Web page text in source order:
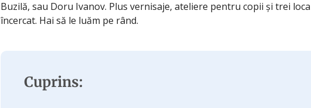
Buzilă, sau Doru Ivanov. Plus vernisaje, ateliere pentru copii și trei
încercat. Hai să le luăm pe rând.
Cuprins: